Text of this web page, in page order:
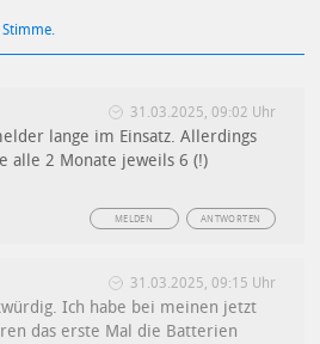
31.03.2025, 09:02 Uhr
lange im Einsatz. Allerdings
alle 2 Monate jeweils 6 (!)
ANTWORTEN
MELDEN
31.03.2025, 09:15 Uhr
Ich habe bei meinen jetzt
das erste Mal die Batterien